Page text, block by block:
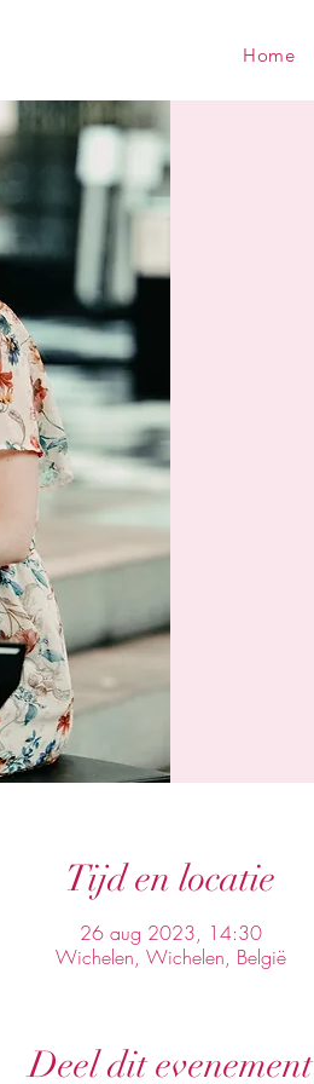
Home
Tijd en locatie
26 aug 2023, 14:30
Wichelen, Wichelen, België
Deel dit evenement